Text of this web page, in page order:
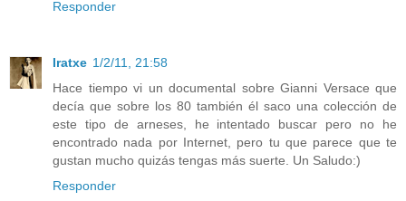
Responder
Iratxe 1/2/11, 21:58
Hace tiempo vi un documental sobre Gianni Versace que
decía que sobre los 80 también él saco una colección de
este tipo de arneses, he intentado buscar pero no he
encontrado nada por Internet, pero tu que parece que te
gustan mucho quizás tengas más suerte. Un Saludo:)
Responder